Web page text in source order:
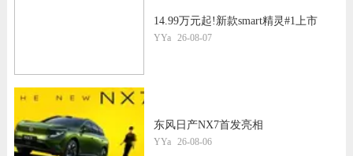
14.99万元起!新款smart精灵#1上市
YYa 26-08-07
东风日产NX7首发亮相
YYa 26-08-06